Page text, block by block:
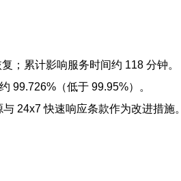
；累计影响服务时间约 118 分钟。
99.726%（低于 99.95%）。
24x7 快速响应条款作为改进措施。